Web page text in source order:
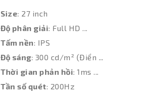
Size: 27 inch
Độ phân giải: Full HD ...
Tấm nền: IPS
Độ sáng: 300 cd/m² (Điển ...
Thời gian phản hồi: 1ms ...
Tần số quét: 200Hz